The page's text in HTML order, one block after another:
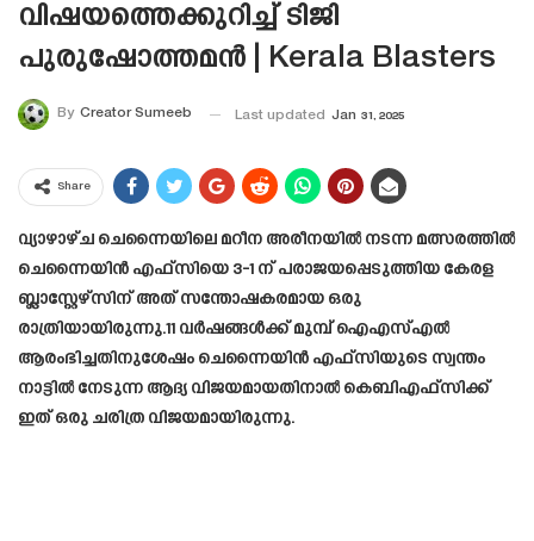
വിഷയത്തെക്കുറിച്ച് ടിജി
പുരുഷോത്തമൻ | Kerala Blasters
By Creator Sumeeb Last updated Jan 31, 2025
Share
വ്യാഴാഴ്ച ചെന്നൈയിലെ മറീന അരീനയിൽ നടന്ന മത്സരത്തിൽ
ചെന്നൈയിൻ എഫ്‌സിയെ 3-1 ന് പരാജയപ്പെടുത്തിയ കേരള
ബ്ലാസ്റ്റേഴ്‌സിന് അത് സന്തോഷകരമായ ഒരു
രാത്രിയായിരുന്നു.11 വർഷങ്ങൾക്ക് മുമ്പ് ഐ‌എസ്‌എൽ
ആരംഭിച്ചതിനുശേഷം ചെന്നൈയിൻ എഫ്‌സിയുടെ സ്വന്തം
നാട്ടിൽ നേടുന്ന ആദ്യ വിജയമായതിനാൽ കെ‌ബി‌എഫ്‌സിക്ക്
ഇത് ഒരു ചരിത്ര വിജയമായിരുന്നു.